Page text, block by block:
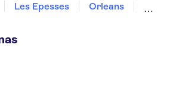
Les Epesses
Orleans